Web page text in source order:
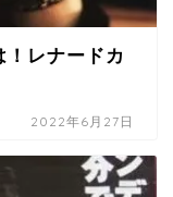
！レナードカ
2022年6月27日